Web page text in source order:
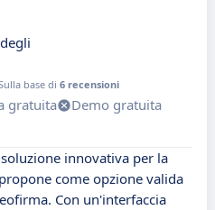
base di 6 recensioni
gratuita
Demo gratuita
innovativa per la
come opzione valida
Con un'interfaccia